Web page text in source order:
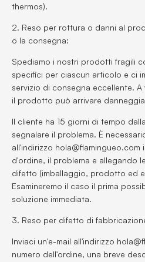
thermos).
2. Reso per rottura o danni al
o la consegna:
Spediamo i nostri prodotti fragili
specifici per ciascun articolo e ci
servizio di consegna eccellente.
il prodotto può arrivare
Il cliente ha 15 giorni di tempo
segnalare il problema. È
all'indirizzo hola@flamingueo.com
d'ordine, il problema e allegando
difetto (imballaggio, prodotto ed
Esamineremo il caso il prima
soluzione immediata.
3. Reso per difetto di
Inviaci un'e-mail all'indirizzo
numero dell'ordine, una breve